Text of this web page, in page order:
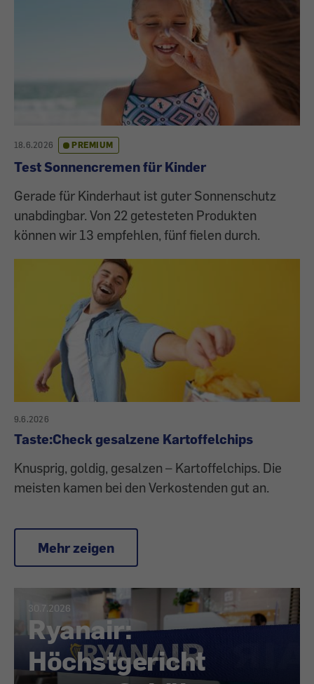
18.6.2026 PREMIUM
Test Sonnencremen für Kinder
Gerade für Kinderhaut ist guter Sonnenschutz
unabdingbar. Von 22 getesteten Produkten
können wir 13 empfehlen, fünf fielen durch.
9.6.2026
Taste:Check gesalzene Kartoffelchips
Knusprig, goldig, gesalzen – Kartoffelchips. Die
meisten kamen bei den Verkostenden gut an.
Mehr zeigen
30.7.2026
Ryanair:
Höchstgericht